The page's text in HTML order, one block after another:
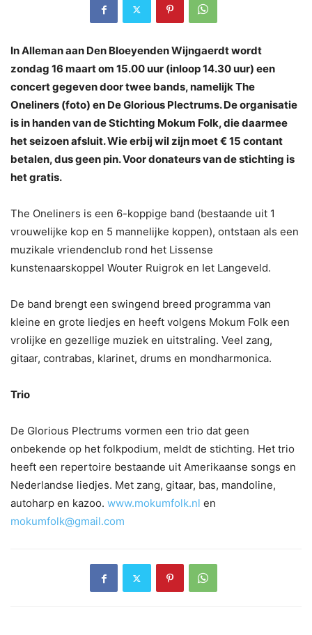
In Alleman aan Den Bloeyenden Wijngaerdt wordt
zondag 16 maart om 15.00 uur (inloop 14.30 uur) een
concert gegeven door twee bands, namelijk The
Oneliners (foto) en De Glorious Plectrums. De organisatie
is in handen van de Stichting Mokum Folk, die daarmee
het seizoen afsluit. Wie erbij wil zijn moet € 15 contant
betalen, dus geen pin. Voor donateurs van de stichting is
het gratis.
The Oneliners is een 6-koppige band (bestaande uit 1
vrouwelijke kop en 5 mannelijke koppen), ontstaan als een
muzikale vriendenclub rond het Lissense
kunstenaarskoppel Wouter Ruigrok en Iet Langeveld.
De band brengt een swingend breed programma van
kleine en grote liedjes en heeft volgens Mokum Folk een
vrolijke en gezellige muziek en uitstraling. Veel zang,
gitaar, contrabas, klarinet, drums en mondharmonica.
Trio
De Glorious Plectrums vormen een trio dat geen
onbekende op het folkpodium, meldt de stichting. Het trio
heeft een repertoire bestaande uit Amerikaanse songs en
Nederlandse liedjes. Met zang, gitaar, bas, mandoline,
autoharp en kazoo. www.mokumfolk.nl en
mokumfolk@gmail.com